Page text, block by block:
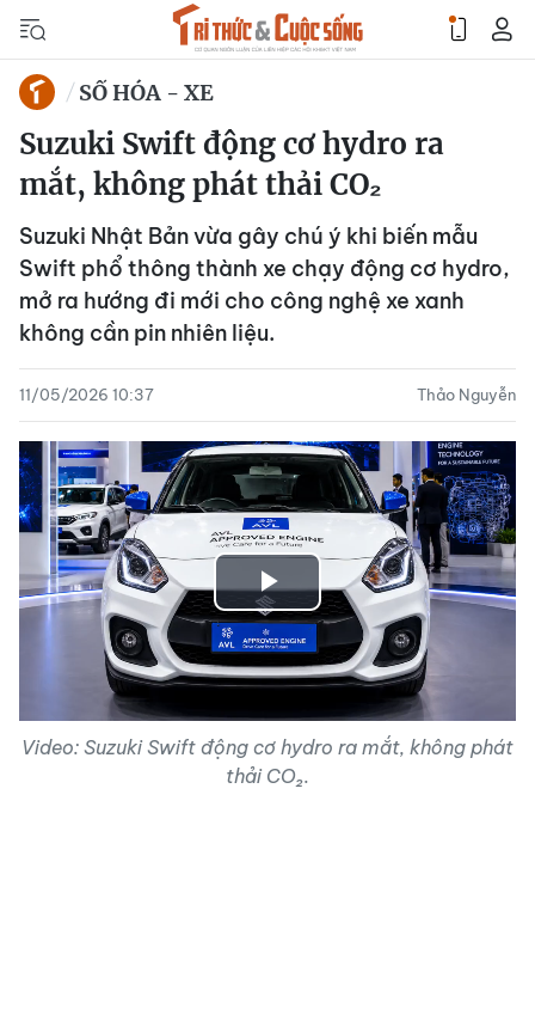
SỐ HÓA - XE
Suzuki Swift động cơ hydro ra
mắt, không phát thải CO₂
Suzuki Nhật Bản vừa gây chú ý khi biến mẫu
Swift phổ thông thành xe chạy động cơ hydro,
mở ra hướng đi mới cho công nghệ xe xanh
không cần pin nhiên liệu.
11/05/2026 10:37 Thảo Nguyễn
Play
Video
Video: Suzuki Swift động cơ hydro ra mắt, không phát
thải CO₂.